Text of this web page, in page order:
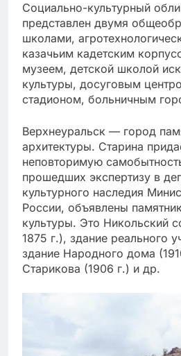
Социально-культурный
представлен двумя
школами,
казачьим кадетским
музеем, детской школой
культуры, досуговым
стадионом, больничным
Верхнеуральск — город
архитектуры. Старина
неповторимую
прошедших экспертизу в
культурного наследия
России, объявлены
культуры. Это Никольский
1875 г.), здание реального
здание Народного дома
Старикова (1906 г.) и др.